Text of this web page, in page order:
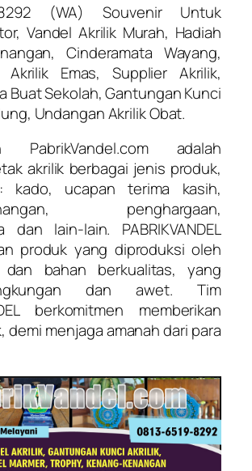
8292 (WA) Souvenir Untuk
Vandel Akrilik Murah, Hadiah
Cinderamata Wayang,
Akrilik Emas, Supplier Akrilik,
Buat Sekolah, Gantungan Kunci
Undangan Akrilik Obat.
PabrikVandel.com adalah
akrilik berbagai jenis produk,
kado, ucapan terima kasih,
penghargaan,
dan lain-lain. PABRIKVANDEL
produk yang diproduksi oleh
bahan berkualitas, yang
dan awet. Tim
berkomitmen memberikan
demi menjaga amanah dari para